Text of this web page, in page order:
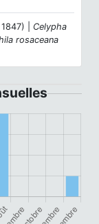
| Celypha
rosaceana